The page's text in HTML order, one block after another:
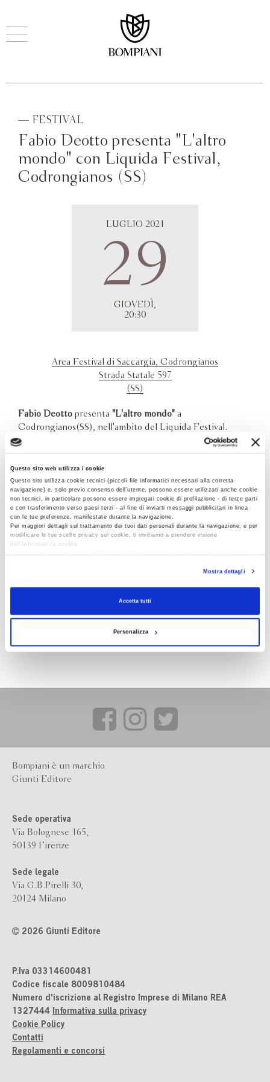
Questo sito web utilizza i cookie
Questo sito utilizza cookie tecnici (piccoli file informatici necessari alla corretta
navigazione) e, solo previo consenso dell’utente, possono essere utilizzati anche cookie
non tecnici, in particolare possono essere impiegati cookie di profilazione - di terze parti
e con trasferimento verso paesi terzi - al fine di inviarti messaggi pubblicitari in linea
con le tue preferenze, manifestate durante la navigazione.
Per maggiori dettagli sul trattamento dei tuoi dati personali durante la navigazione, e per
modificare le tue scelte privacy sui cookie, ti invitiamo a prendere visione
dell’
informativa cookie
RevocaMostra dettagli
Accetta tutti
Personalizza
— FESTIVAL
Fabio Deotto presenta "L'altro
mondo" con Liquida Festival,
Codrongianos (SS)
LUGLIO 2021
29
GIOVEDÌ,
20:30
Area Festival di Saccargia, Codrongianos
Strada Statale 597
(SS)
Fabio Deotto presenta "L'altro mondo" a
Codrongianos(SS), nell'ambito del Liquida Festival.
Bompiani è un marchio
Giunti Editore
Sede operativa
Via Bolognese 165,
50139 Firenze
Sede legale
Via G.B.Pirelli 30,
20124 Milano
2026 Giunti Editore
P.Iva 03314600481
Codice fiscale 8009810484
Numero d'iscrizione al Registro Imprese di Milano REA
1327444 Informativa sulla privacy
Cookie Policy
Contatti
Regolamenti e concorsi